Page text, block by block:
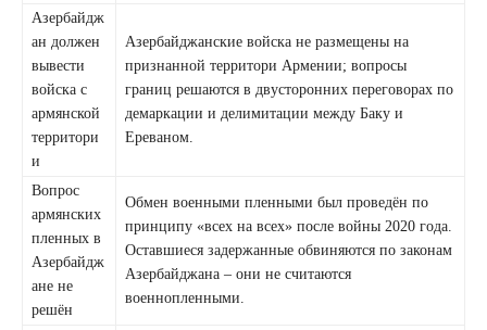
Азербайдж
ан должен
вывести
войска с
армянской
территори
и
Азербайджанские войска не размещены на
признанной территори Армении; вопросы
границ решаются в двусторонних переговорах по
демаркации и делимитации между Баку и
Ереваном.
Вопрос
армянских
пленных в
Азербайдж
ане не
решён
Обмен военными пленными был проведён по
принципу «всех на всех» после войны 2020 года.
Оставшиеся задержанные обвиняются по законам
Азербайджана – они не считаются
военнопленными.